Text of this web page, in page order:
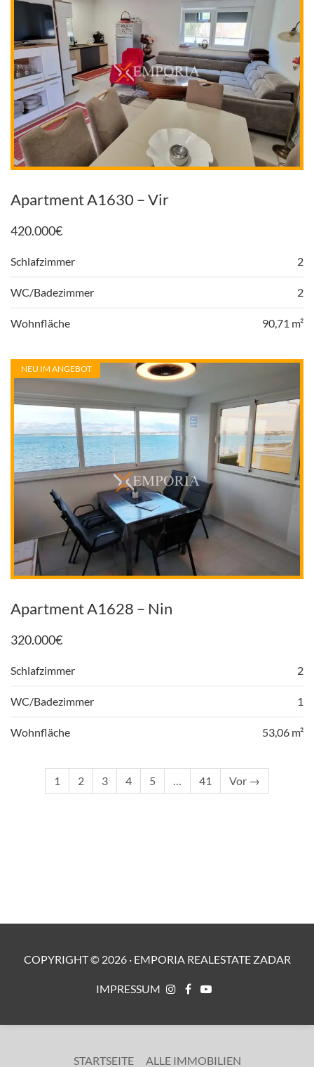
Apartment A1630 – Vir
420.000€
Schlafzimmer 2
WC/Badezimmer 2
Wohnfläche 90,71 m²
NEU IM ANGEBOT
Apartment A1628 – Nin
320.000€
Schlafzimmer 2
WC/Badezimmer 1
Wohnfläche 53,06 m²
1 2 3 4 5 … 41 Vor →
COPYRIGHT © 2026· EMPORIA REALESTATE ZADAR
IMPRESSUM
STARTSEITE ALLE IMMOBILIEN